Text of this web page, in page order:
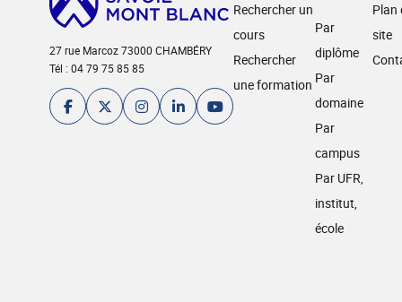
27 rue Marcoz 73000 CHAMBÉRY
Tél : 04 79 75 85 85
Rechercher un
cours
Rechercher
une formation
Par
diplôme
Par
domaine
Par
campus
Par UFR,
institut,
école
Plan
site